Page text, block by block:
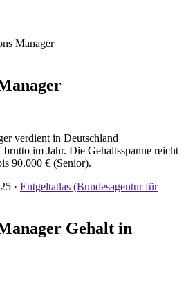
Manager
verdient in Deutschland
im Jahr. Die Gehaltsspanne reicht
90.000 € (Senior).
· Entgeltatlas (Bundesagentur für
Gehalt in